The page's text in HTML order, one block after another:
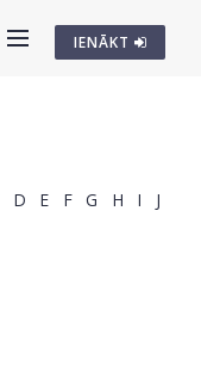
IENĀKT
D E F G H I
J